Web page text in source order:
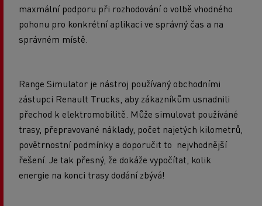
maxmální podporu při rozhodování o volbě vhodného
pohonu pro konkrétní aplikaci ve správný čas a na
správném místě.
Range Simulator je nástroj používaný obchodními
zástupci Renault Trucks, aby zákazníkům usnadnili
přechod k elektromobilitě. Může simulovat používáné
trasy, přepravované náklady, počet najetých kilometrů,
povětrnostní podmínky a doporučit to nejvhodnější
řešení. Je tak přesný, že dokáže vypočítat, kolik
energie na konci trasy dodání zbývá!